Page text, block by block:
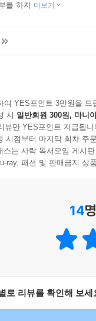
를 하자 더보기
여 YES포인트 3만원을 드
시 일반회원 300원, 마니
뷰만 YES포인트 지급됩니
시점부터 마지막 회차 주
는 사락 독서모임 게시
ray, 패션 및 판매금지 상
14
로 리뷰를 확인해 보세